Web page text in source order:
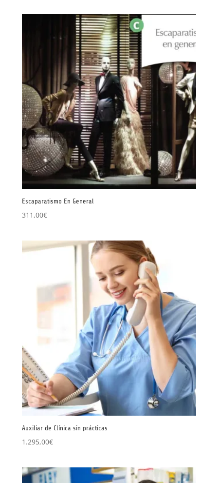
Escaparatismo En General
311,00€
Auxiliar de Clínica sin prácticas
1.295,00€